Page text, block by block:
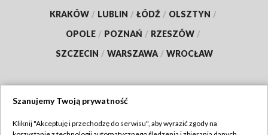
KRAKÓW / LUBLIN / ŁÓDŹ / OLSZTYN /
OPOLE / POZNAŃ / RZESZÓW /
SZCZECIN / WARSZAWA / WROCŁAW
Szanujemy Twoją prywatność
Kliknij "Akceptuję i przechodzę do serwisu", aby wyrazić zgody na